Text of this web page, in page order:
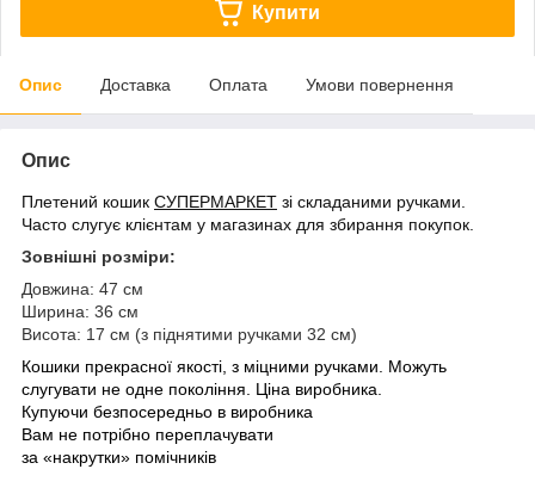
Купити
Опис Доставка Оплата Умови повернення
Опис
Плетений кошик СУПЕРМАРКЕТ зі складаними ручками.
Часто слугує клієнтам у магазинах для збирання покупок.
Зовнішні розміри:
Довжина: 47 см
Ширина: 36 см
Висота: 17 см (з піднятими ручками 32 см)
Кошики прекрасної якості, з міцними ручками. Можуть
слугувати не одне покоління. Ціна виробника.
Купуючи безпосередньо в виробника
Вам не потрібно переплачувати
за «накрутки» помічників